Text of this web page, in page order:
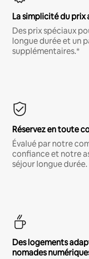
La simplicité du prix
Des prix spéciaux
longue durée et un
supplémentaires.*
Réservez en toute
Évalué par notre
confiance et notre
séjour longue durée.
Des logements
nomades